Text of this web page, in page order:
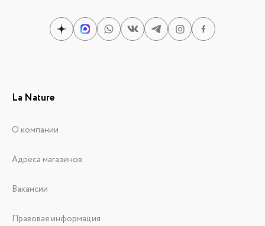
La Nature
О компании
Адреса магазинов
Вакансии
Правовая информация